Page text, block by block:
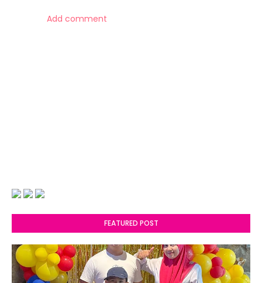
Add comment
FEATURED POST